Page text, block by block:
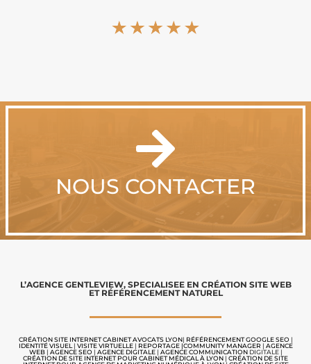

NOUS CONTACTER
L’AGENCE GENTLEVIEW, SPECIALISEE EN CRÉATION SITE WEB
ET RÉFÉRENCEMENT NATUREL
CRÉATION SITE INTERNET CABINET AVOCATS LYON| RÉFÉRENCEMENT GOOGLE SEO |
IDENTITÉ VISUEL | VISITE VIRTUELLE| REPORTAGE |COMMUNITY MANAGER | AGENCE
WEB| AGENCE SEO | AGENCE DIGITALE| AGENCE COMMUNICATIONDIGITALE |
CRÉATION DE SITE INTERNET POUR CABINET MÉDICAL À LYON | CRÉATION DE SITE